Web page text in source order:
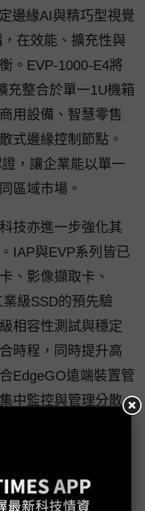
邊緣AI與精巧型視覺
在效能、擴充性與
。EVP-1000-E4將
充整合於單一1U機箱
用設備、智慧零售
式邊緣控制節點。
，讓企業能以單一
區域市場。
技亦進一步強化其
IAP與EVP系列皆已
、影像擷取卡、
級SSD的預先驗
相容性測試與穩定
時程，同時提升高
EdgeGO遠端裝置管
中監控與管理分散
。
現已於全球上市，
置（Pre-